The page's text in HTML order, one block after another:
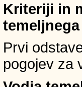
Kriteriji in
Prvi
pogojev za